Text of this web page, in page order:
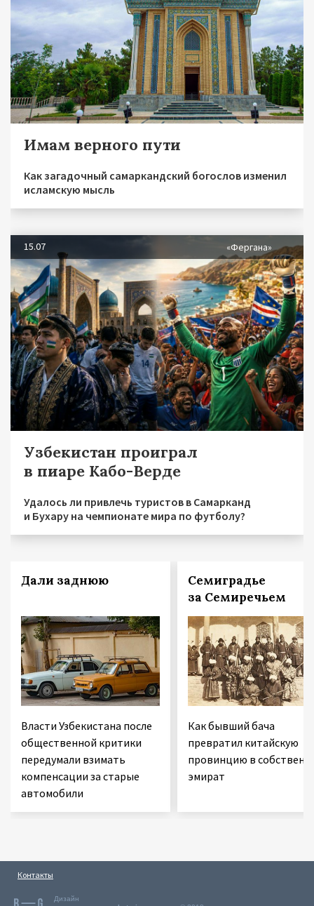
Имам верного пути
Как загадочный самаркандский богослов изменил
исламскую мысль
15.07 «Фергана»
Узбекистан проиграл
в пиаре Кабо-Верде
Удалось ли привлечь туристов в Самарканд
и Бухару на чемпионате мира по футболу?
Дали заднюю
Власти Узбекистана после
общественной критики
передумали взимать
компенсации за старые
автомобили
Семиградье
за Семиречьем
Как бывший бача
превратил китайскую
провинцию в
эмират
Контакты
Дизайн